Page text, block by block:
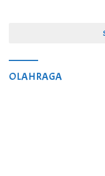
OLAHRAGA